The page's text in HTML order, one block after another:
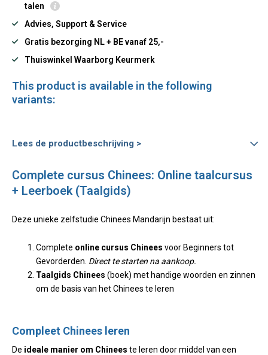
talen
Advies, Support & Service
Gratis bezorging NL + BE vanaf 25,-
Thuiswinkel Waarborg Keurmerk
This product is available in the following
variants:
Lees de productbeschrijving >
Complete cursus Chinees: Online taalcursus
+ Leerboek (Taalgids)
Deze unieke zelfstudie Chinees Mandarijn bestaat uit:
Complete online cursus Chinees voor Beginners tot
Gevorderden. Direct te starten na aankoop.
Taalgids Chinees (boek) met handige woorden en zinnen
om de basis van het Chinees te leren
Compleet Chinees leren
De ideale manier om Chinees te leren door middel van een